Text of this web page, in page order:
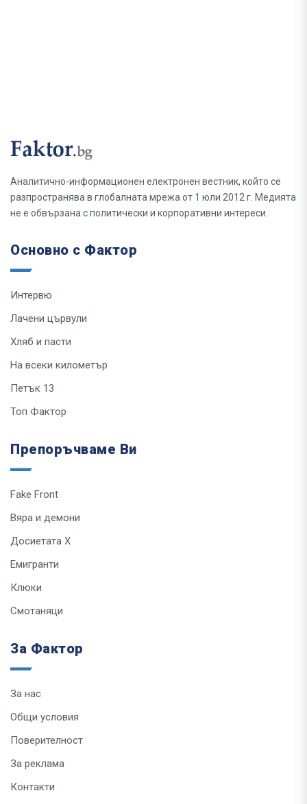
Аналитично-информационен електронен вестник, който се
разпространява в глобалната мрежа от 1 юли 2012 г. Медията
не е обвързана с политически и корпоративни интереси.
Основно с Фактор
Интервю
Лачени цървули
Хляб и пасти
На всеки километър
Петък 13
Топ Фактор
Препоръчваме Ви
Fake Front
Вяра и демони
Досиетата Х
Емигранти
Клюки
Смотаняци
За Фактор
За нас
Общи условия
Поверителност
За реклама
Контакти